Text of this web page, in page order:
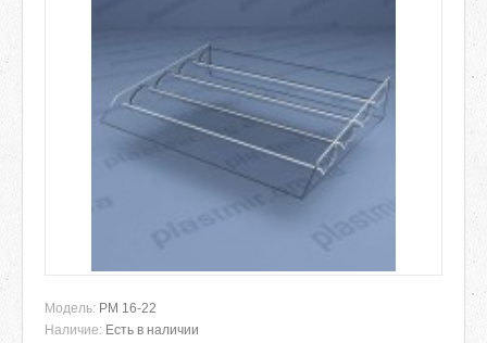
Модель: РМ 16-22
Наличие: Есть в наличии